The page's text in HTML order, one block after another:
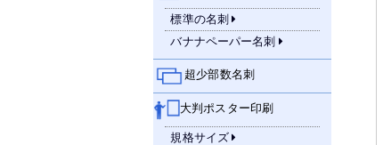
標準の名刺
バナナペーパー名刺
超少部数名刺
大判ポスター印刷
規格サイズ